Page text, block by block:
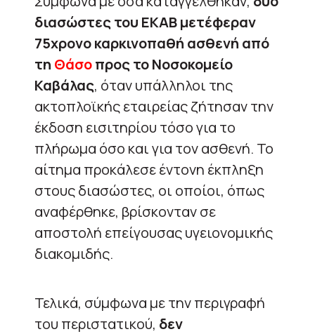
διασώστες του ΕΚΑΒ μετέφεραν
75χρονο καρκινοπαθή ασθενή από
τη Θάσοπρος το Νοσοκομείο
Καβάλας, όταν υπάλληλοι της
ακτοπλοϊκής εταιρείας ζήτησαν την
έκδοση εισιτηρίου τόσο για το
πλήρωμα όσο και για τον ασθενή. Το
αίτημα προκάλεσε έντονη έκπληξη
στους διασώστες, οι οποίοι, όπως
αναφέρθηκε, βρίσκονταν σε
αποστολή επείγουσας υγειονομικής
διακομιδής.
Τελικά, σύμφωνα με την περιγραφή
του περιστατικού, δεν